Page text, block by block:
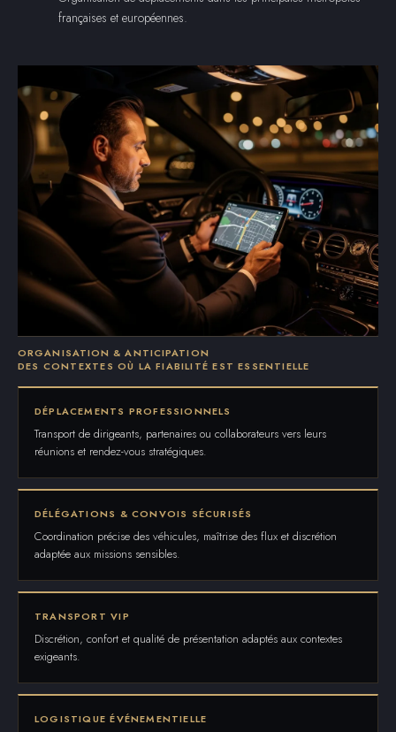
françaises et européennes.
ORGANISATION & ANTICIPATION
DES CONTEXTES OÙ LA FIABILITÉ EST ESSENTIELLE
DÉPLACEMENTS PROFESSIONNELS
Transport de dirigeants, partenaires ou collaborateurs vers leurs
réunions et rendez-vous stratégiques.
DÉLÉGATIONS & CONVOIS SÉCURISÉS
Coordination précise des véhicules, maîtrise des flux et discrétion
adaptée aux missions sensibles.
TRANSPORT VIP
Discrétion, confort et qualité de présentation adaptés aux contextes
exigeants.
LOGISTIQUE ÉVÉNEMENTIELLE